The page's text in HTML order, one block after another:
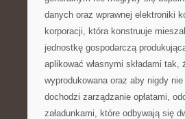
danych oraz wprawnej elektroniki
korporacji, która konstruuje
jednostkę gospodarczą
aplikować własnymi składami
wyprodukowana oraz aby nigdy
dochodzi zarządzanie opłatami,
załadunkami, które odbywają się